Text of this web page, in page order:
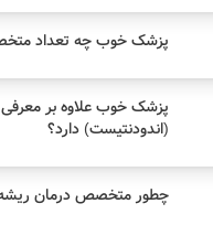
پزشک خوب چه تعداد
پزشک خوب علاوه بر
(اندودنتیست) دارد؟
چطور متخصص درمان ریشه